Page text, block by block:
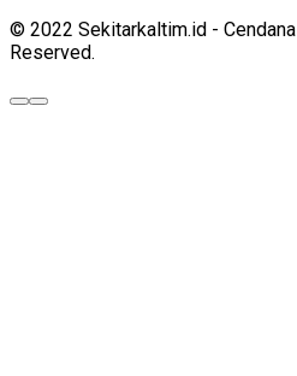
© 2022 Sekitarkaltim.id -
Reserved.